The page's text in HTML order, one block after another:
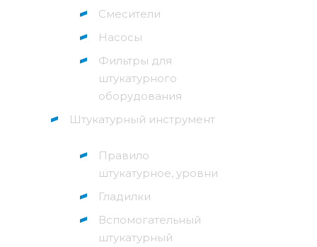
Смесители
Насосы
Фильтры для
штукатурного
оборудования
Штукатурный инструмент
Правило
штукатурное, уровни
Гладилки
Вспомогательный
штукатурный